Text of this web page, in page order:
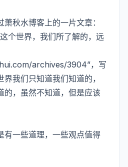
秋水博客上的一片文章：
个世界，我们所了解的，远
archives/3904”，写
我们只知道我们知道的，
的，虽然不知道，但是应该
有一些道理，一些观点值得